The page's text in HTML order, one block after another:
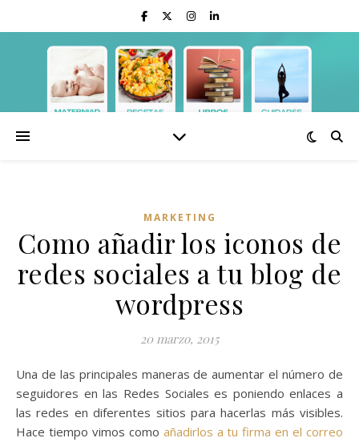
MARKETING
Como añadir los iconos de
redes sociales a tu blog de
wordpress
20 marzo, 2015
Una de las principales maneras de aumentar el número de
seguidores en las Redes Sociales es poniendo enlaces a
las redes en diferentes sitios para hacerlas más visibles.
Hace tiempo vimos como añadirlos a tu firma en el correo